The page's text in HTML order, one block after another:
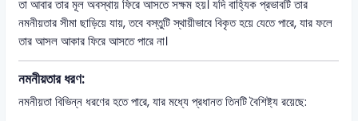
তা আবার তার মূল অবস্থায় ফিরে আসতে সক্ষম হয়। যদি বাহ্যিক প্রভাবটি তার
নমনীয়তার সীমা ছাড়িয়ে যায়, তবে বস্তুটি স্থায়ীভাবে বিকৃত হয়ে যেতে পারে, যার ফলে
তার আসল আকার ফিরে আসতে পারে না।
নমনীয়তার ধরণ:
নমনীয়তা বিভিন্ন ধরণের হতে পারে, যার মধ্যে প্রধানত তিনটি বৈশিষ্ট্য রয়েছে: